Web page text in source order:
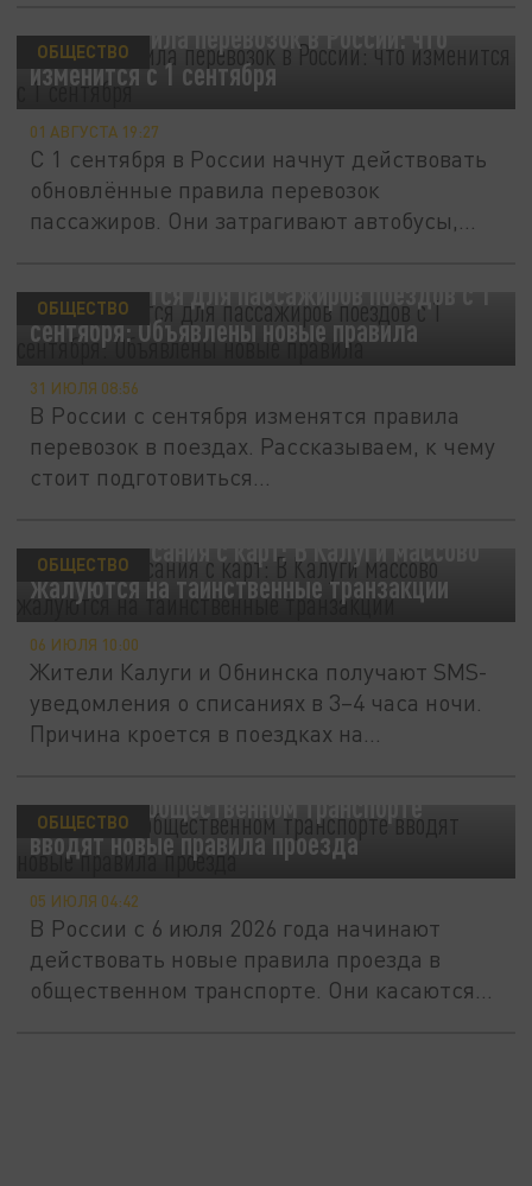
Новые правила перевозок в России: что
изменится с 1 сентября
ОБЩЕСТВО
01 АВГУСТА 19:27
С 1 сентября в России начнут действовать
обновлённые правила перевозок
пассажиров. Они затрагивают автобусы,...
Что изменится для пассажиров поездов с 1
сентября: Объявлены новые правила
ОБЩЕСТВО
31 ИЮЛЯ 08:56
В России с сентября изменятся правила
перевозок в поездах. Рассказываем, к чему
стоит подготовиться...
Ночные списания с карт: В Калуги массово
жалуются на таинственные транзакции
ОБЩЕСТВО
06 ИЮЛЯ 10:00
Жители Калуги и Обнинска получают SMS-
уведомления о списаниях в 3–4 часа ночи.
Причина кроется в поездках на...
С 6 июля в общественном транспорте
вводят новые правила проезда
ОБЩЕСТВО
05 ИЮЛЯ 04:42
В России с 6 июля 2026 года начинают
действовать новые правила проезда в
общественном транспорте. Они касаются...